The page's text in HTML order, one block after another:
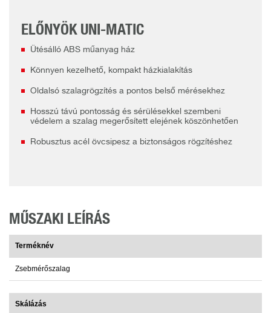
ELŐNYÖK UNI-MATIC
Ütésálló ABS műanyag ház
Könnyen kezelhető, kompakt házkialakítás
Oldalsó szalagrögzítés a pontos belső mérésekhez
Hosszú távú pontosság és sérülésekkel szembeni
védelem a szalag megerősített elejének köszönhetően
Robusztus acél övcsipesz a biztonságos rögzítéshez
MŰSZAKI LEÍRÁS
Terméknév
Zsebmérőszalag
Skálázás